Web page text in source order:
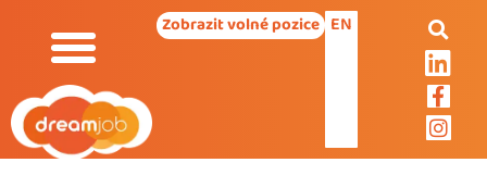
Zobrazit volné pozice EN